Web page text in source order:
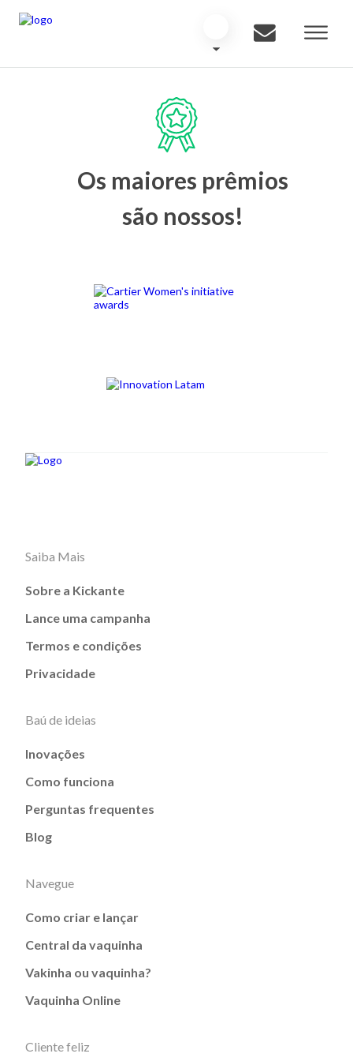
Os maiores prêmios
são nossos!
Saiba Mais
Sobre a Kickante
Lance uma campanha
Termos e condições
Privacidade
Baú de ideias
Inovações
Como funciona
Perguntas frequentes
Blog
Navegue
Como criar e lançar
Central da vaquinha
Vakinha ou vaquinha?
Vaquinha Online
Cliente feliz